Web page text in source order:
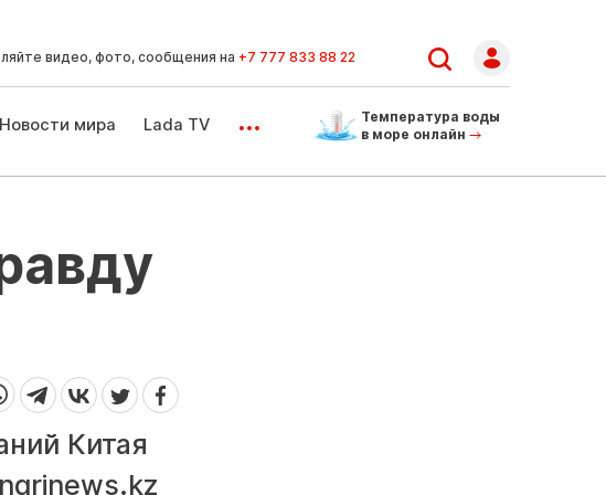
видео, фото, сообщения на +7 777 833 88 22
Новости мира Lada TV ...
Температура воды
в море онлайн
Китая